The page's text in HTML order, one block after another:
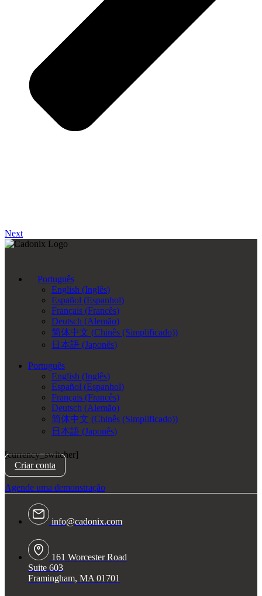
Next
Português
English (Inglês)
Español (Espanhol)
Français (Francês)
Deutsch (Alemão)
简体中文 (Chinês (Simplificado))
日本語 (Japonês)
Português
English (Inglês)
Español (Espanhol)
Français (Francês)
Deutsch (Alemão)
简体中文 (Chinês (Simplificado))
日本語 (Japonês)
[currency_switcher]
Criar conta
Agende uma demonstração
info@cadonix.com
161 Worcester Road
Suite 603
Framingham, MA 01701